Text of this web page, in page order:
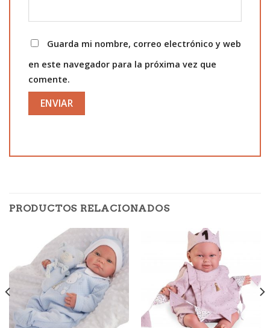
Guarda mi nombre, correo electrónico y web
en este navegador para la próxima vez que
comente.
PRODUCTOS RELACIONADOS